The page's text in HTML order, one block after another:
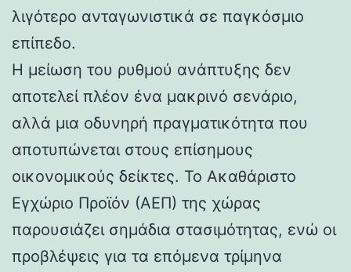
λιγότερο ανταγωνιστικά σε παγκόσμιο
επίπεδο.
Η μείωση του ρυθμού ανάπτυξης δεν
αποτελεί πλέον ένα μακρινό σενάριο,
αλλά μια οδυνηρή πραγματικότητα που
αποτυπώνεται στους επίσημους
οικονομικούς δείκτες. Το Ακαθάριστο
Εγχώριο Προϊόν (ΑΕΠ) της χώρας
παρουσιάζει σημάδια στασιμότητας, ενώ οι
προβλέψεις για τα επόμενα τρίμηνα